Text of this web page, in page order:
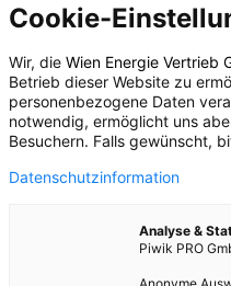
REDAKTION
Cookie-
Wir, die Wien Energie Vertrieb
Betrieb dieser Website zu
personenbezogene Daten
notwendig, ermöglicht uns
Besuchern. Falls gewünscht,
Datenschutzinformation
Analyse &
Piwik PRO
Anonyme